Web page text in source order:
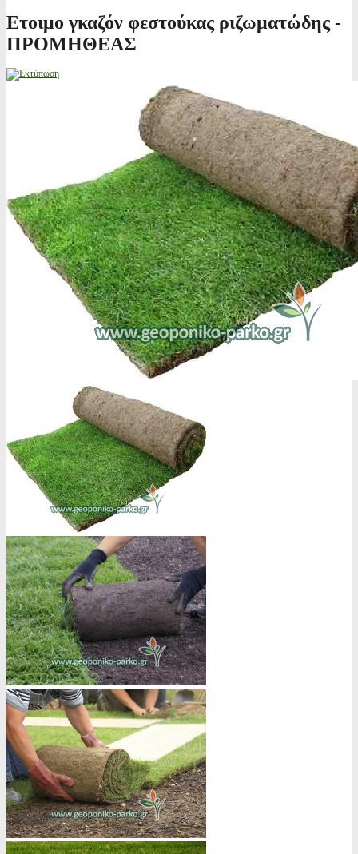
Ετοιμο γκαζόν φεστούκας ριζωματώδης -
ΠΡΟΜΗΘΕΑΣ